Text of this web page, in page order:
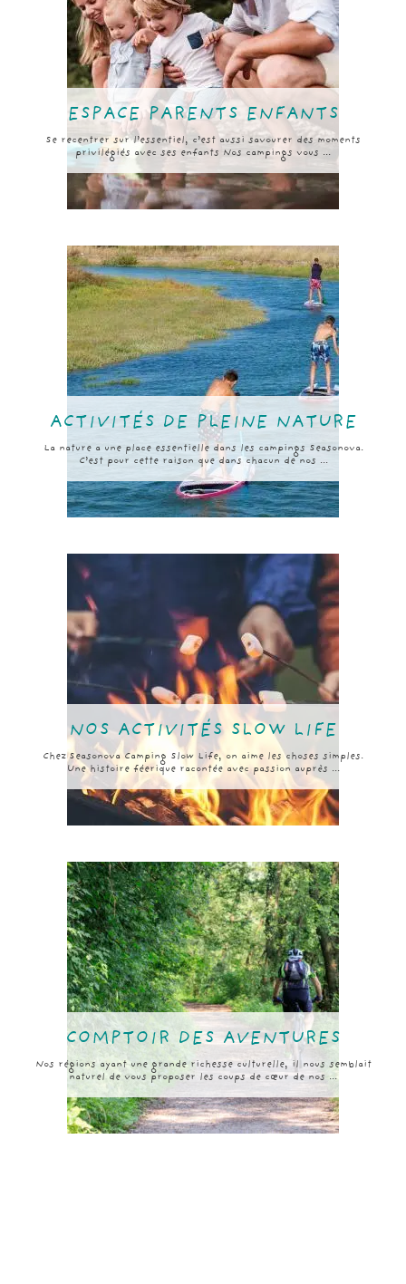
ESPACE PARENTS ENFANTS
Se recentrer sur l’essentiel, c’est aussi savourer des moments
privilégiés avec ses enfants Nos campings vous ...
ACTIVITÉS DE PLEINE NATURE
La nature a une place essentielle dans les campings Seasonova.
C’est pour cette raison que dans chacun de nos ...
NOS ACTIVITÉS SLOW LIFE
Chez Seasonova Camping Slow Life, on aime les choses simples.
Une histoire féerique racontée avec passion auprès ...
COMPTOIR DES AVENTURES
Nos régions ayant une grande richesse culturelle, il nous semblait
naturel de vous proposer les coups de cœur de nos ...